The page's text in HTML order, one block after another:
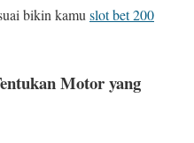
bikin kamu slot bet 200
Motor yang